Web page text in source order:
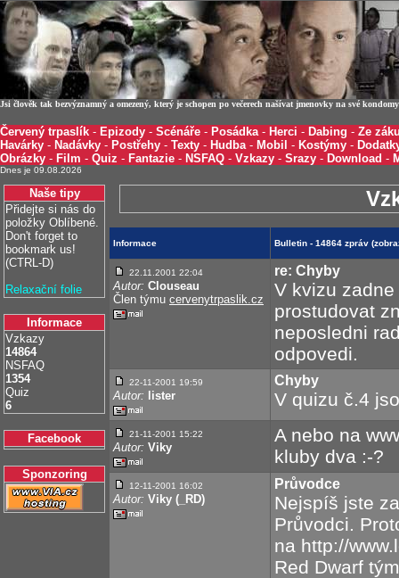
Jsi člověk tak bezvýznamný a omezený, který je schopen po večerech našívat jmenovky na své
Červený trpaslík - Epizody - Scénáře - Posádka- Herci - Dabing - Ze
Havárky - Nadávky - Postřehy - Texty - Hudba- Mobil - Kostýmy -
Obrázky - Film - Quiz - Fantazie - NSFAQ - Vzkazy - Srazy - Download -
Dnes je 09.08.2026
Naše tipy
Přidejte si nás do
položky Oblíbené.
Don't forget to
bookmark us!
(CTRL-D)
Relaxační folie
Informace
Vzkazy
14864
NSFAQ
1354
Quiz
6
Facebook
Sponzoring
Informace Bulletin - 14864 zpráv
22.11.2001 22:04
Autor: Clouseau
Člen týmu cervenytrpaslik.cz
re: Chyby
V kvizu
prostudovat
neposledni
odpovedi.
22-11-2001 19:59
Autor: lister
Chyby
V quizu č.4
21-11-2001 15:22
Autor: Viky
A nebo na
kluby dva :-?
12-11-2001 16:02
Autor: Viky (_RD)
Průvodce
Nejspíš jste
Průvodci.
na http://
Red Dwarf